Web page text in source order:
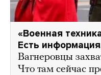
«Военная
Есть
Вагнеровцы
Что там сейчас